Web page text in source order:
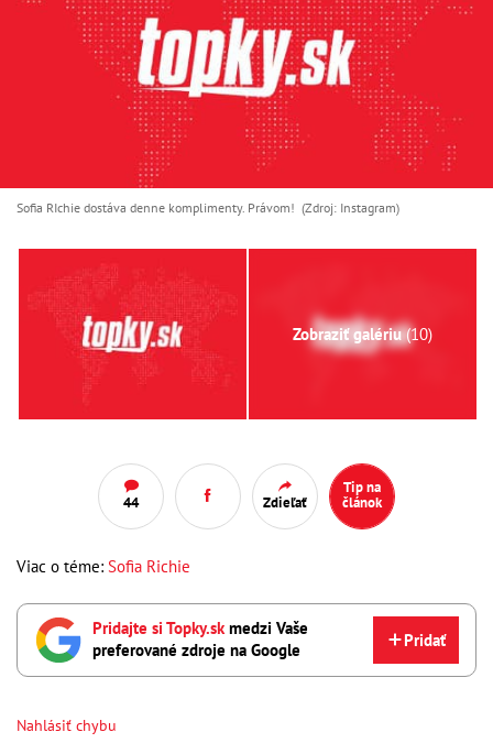
Sofia RIchie dostáva denne komplimenty. Právom! (Zdroj: Instagram)
Zobraziť galériu(10)
44 Zdieľať
Tip na
článok
Viac o téme: Sofia Richie
Pridajte si Topky.skmedzi Vaše
preferované zdroje na Google
Pridať
Nahlásiť chybu